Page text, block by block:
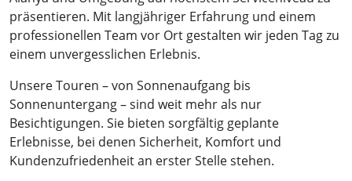
präsentieren. Mit langjähriger Erfahrung und einem
professionellen Team vor Ort gestalten wir jeden Tag zu
einem unvergesslichen Erlebnis.
Unsere Touren – von Sonnenaufgang bis
Sonnenuntergang – sind weit mehr als nur
Besichtigungen. Sie bieten sorgfältig geplante
Erlebnisse, bei denen Sicherheit, Komfort und
Kundenzufriedenheit an erster Stelle stehen.